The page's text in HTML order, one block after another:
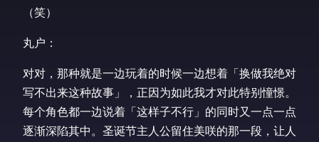
（笑）
丸户：
对对，那种就是一边玩着的时候一边想着「换做我绝对
写不出来这种故事」，正因为如此我才对此特别憧憬。
每个角色都一边说着「这样子不行」的同时又一点一点
逐渐深陷其中。圣诞节主人公留住美咲的那一段，让人